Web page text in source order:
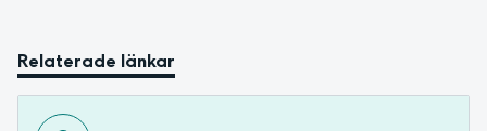
Relaterade länkar